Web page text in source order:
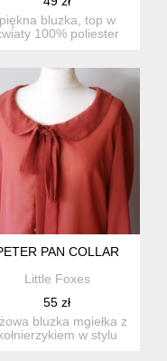
piękna bluzka, top w
100% poliester
PAN COLLAR
Little Foxes
55 zł
bluzka mgiełka z
w stylu